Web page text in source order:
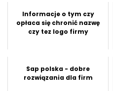
Informacje o tym czy
opłaca się chronić nazwę
czy tez logo firmy
Sap polska - dobre
rozwiązania dla firm